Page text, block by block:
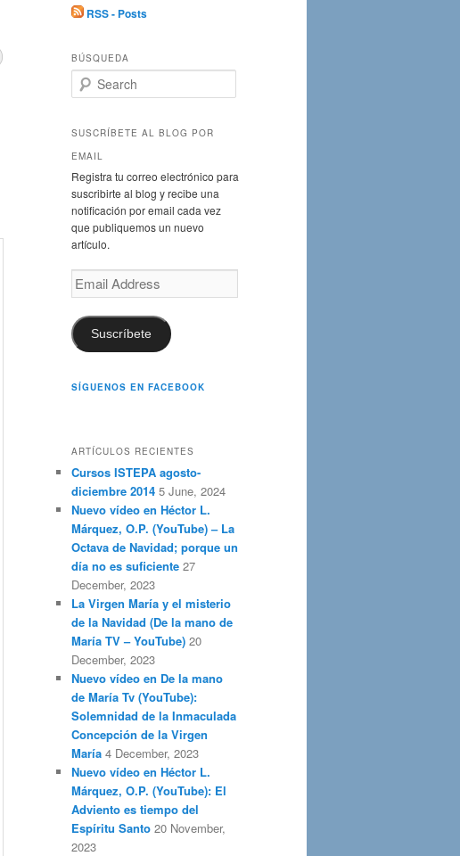
RSS - Posts
BÚSQUEDA
e
r
h
SUSCRÍBETE AL BLOG POR
EMAIL
Registra tu correo electrónico para
suscribirte al blog y recibe una
notificación por email cada vez
que publiquemos un nuevo
artículo.
Email
Address
Suscríbete
SÍGUENOS EN FACEBOOK
ARTÍCULOS RECIENTES
Cursos ISTEPA agosto-
diciembre 2014 5 June, 2024
Nuevo vídeo en Héctor L.
Márquez, O.P. (YouTube) – La
Octava de Navidad; porque un
día no es suficiente 27
December, 2023
La Virgen María y el misterio
de la Navidad (De la mano de
María TV – YouTube) 20
December, 2023
Nuevo vídeo en De la mano
de María Tv (YouTube):
Solemnidad de la Inmaculada
Concepción de la Virgen
María 4 December, 2023
Nuevo vídeo en Héctor L.
Márquez, O.P. (YouTube): El
Adviento es tiempo del
Espíritu Santo 20 November,
2023